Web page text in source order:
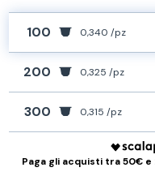
100 0,340 /pz
200 0,325 /pz
300 0,315 /pz
Paga gli acquisti tra 50€